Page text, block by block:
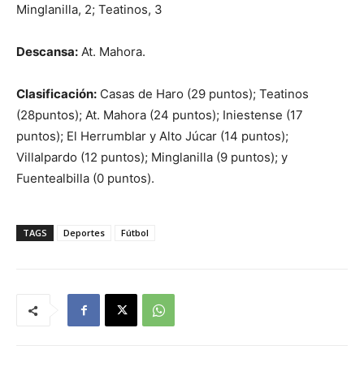
Minglanilla, 2; Teatinos, 3
Descansa: At. Mahora.
Clasificación: Casas de Haro (29 puntos); Teatinos
(28puntos); At. Mahora (24 puntos); Iniestense (17
puntos); El Herrumblar y Alto Júcar (14 puntos);
Villalpardo (12 puntos); Minglanilla (9 puntos); y
Fuentealbilla (0 puntos).
TAGS Deportes Fútbol